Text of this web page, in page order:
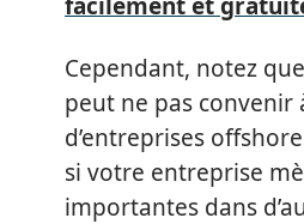
Cependant, notez
peut ne pas convenir
d’entreprises
si votre entreprise
importantes dans